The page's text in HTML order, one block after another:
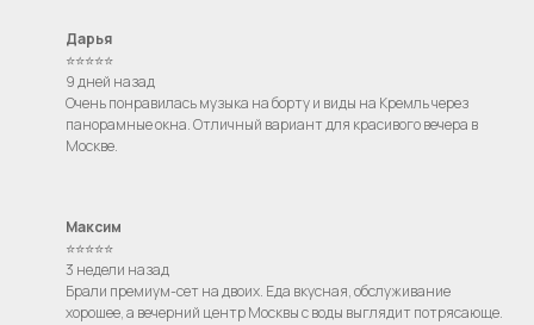
Дарья
⭐⭐⭐⭐⭐
9 дней назад
Очень понравилась музыка на борту и виды на Кремль через
панорамные окна. Отличный вариант для красивого вечера в
Москве.
Максим
⭐⭐⭐⭐⭐
3 недели назад
Брали премиум-сет на двоих. Еда вкусная, обслуживание
хорошее, а вечерний центр Москвы с воды выглядит потрясающе.